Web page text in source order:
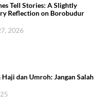
Tell Stories: A Slightly
Reflection on Borobudur
2026
Haji dan Umroh: Jangan Salah